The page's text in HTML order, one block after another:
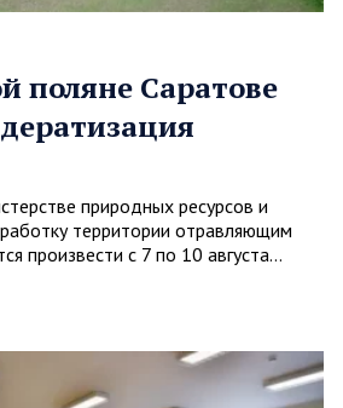
поляне Саратове
природных ресурсов и
территории отравляющим
произвести с 7 по 10 августа…